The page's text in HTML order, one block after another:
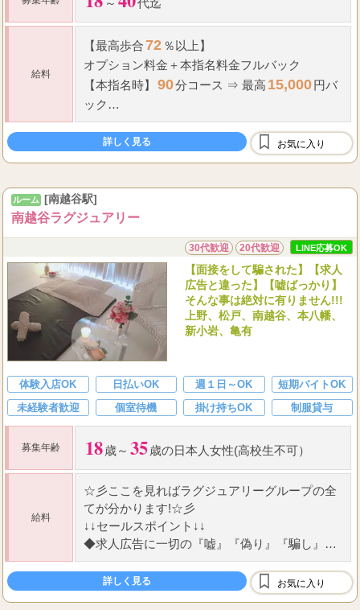
～ 代迄
給料
【最高歩合72 ％以上】
オプション料金＋本指名料金フルバック
【本指名時】
90分コース ⇒ 最高 15,000円バ
ック
＜エリア最高峰の高待遇です！＞
詳しく見る お気に入り
ルーム [南越谷駅]
南越谷ラグジュアリー
30代歓迎 20代歓迎 LINE応募OK
【面接をして騙された】【求人
広告と違った】【嘘ばっかり】
そんな事は絶対に有りません!!!
上野、松戸、南越谷、本八幡、
新小岩、亀有
体験入店OK 日払いOK 週１日～OK
短期バイトOK
未経験者歓迎
個室待機 掛け持ちOK 制服貸与
募集年齢 18歳～ 35歳の日本人女性(高校生不可）
給料
☆ 彡ここを見ればラグジュアリーグループの全
てが分かります!☆ 彡
↓↓セールスポイント↓↓
◆求人広告に一切の『嘘』『偽り』『騙し』な
し!
働くセラピストさんが第一主義!
◆メンズエステ界の中...
詳しく見る お気に入り